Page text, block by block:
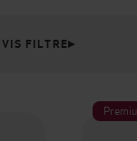
VIS FILTRE